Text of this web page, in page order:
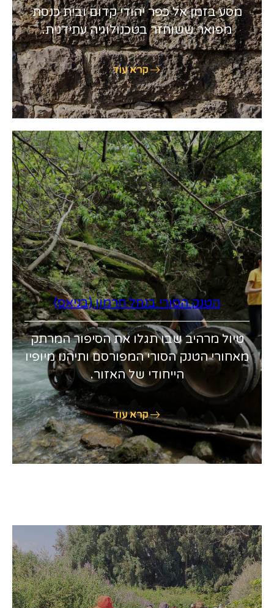
מסע בזמן אל כפר יהודי קדום ובית כנסת
מפואר ששוחזר בטכנולוגיה עתידנית.
קרא עוד
הטנק הסורי בנחל חרמון (בניאס)
טיול מרהיב שבו תגלו את הסיפור המרתק
מאחורי הטנק הסורי המפורסם ותיהנו מיופיו
הייחודי של האזור.
קרא עוד